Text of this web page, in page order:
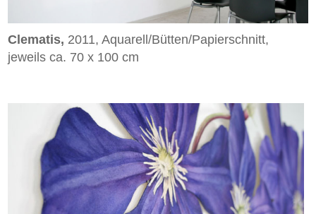
Clematis, 2011, Aquarell/Bütten/Papierschnitt,
jeweils ca. 70 x 100 cm